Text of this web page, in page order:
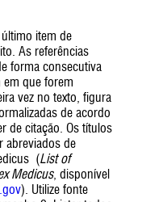
item de
As referências
forma consecutiva
que forem
vez no texto, figura
de acordo
de citação. Os títulos
abreviados de
(List of
Medicus, disponível
). Utilize fonte